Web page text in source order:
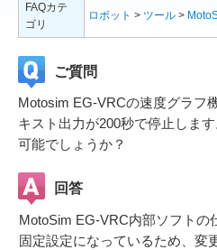
FAQカテ
ゴリ
ロボット > ツール >
ご質問
Motosim EG-VRCの速度グラフ
キスト出力が200秒で停止しま
可能でしょうか？
回答
MotoSim EG-VRC内部ソフトの
固定設定になっているため、変